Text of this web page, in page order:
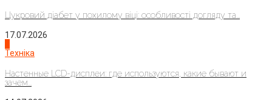
Цукровий діабет у похилому віці: особливості догляду та...
17.07.2026
Техніка
Настенные LCD-дисплеи: где используются, какие бывают и
зачем...